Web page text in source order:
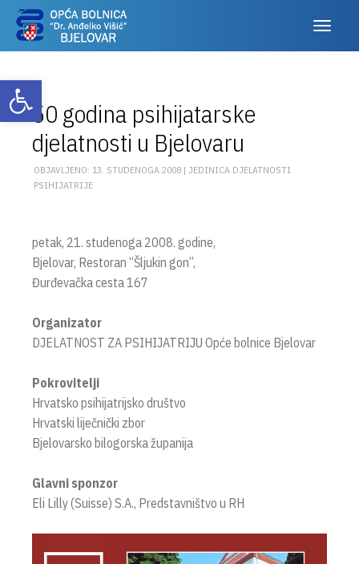
Otvori alatnu traku
50 godina psihijatarske
djelatnosti u Bjelovaru
OBJAVLJENO: 13. STUDENOGA 2008 | JEDINICA DJELATNOSTI
PSIHIJATRIJE
petak, 21. studenoga 2008. godine,
Bjelovar, Restoran “Šljukin gon”,
Đurđevačka cesta 167
Organizator
DJELATNOST ZA PSIHIJATRIJU Opće bolnice Bjelovar
Pokrovitelji
Hrvatsko psihijatrijsko društvo
Hrvatski liječnički zbor
Bjelovarsko bilogorska županija
Glavni sponzor
Eli Lilly (Suisse) S.A., Predstavništvo u RH